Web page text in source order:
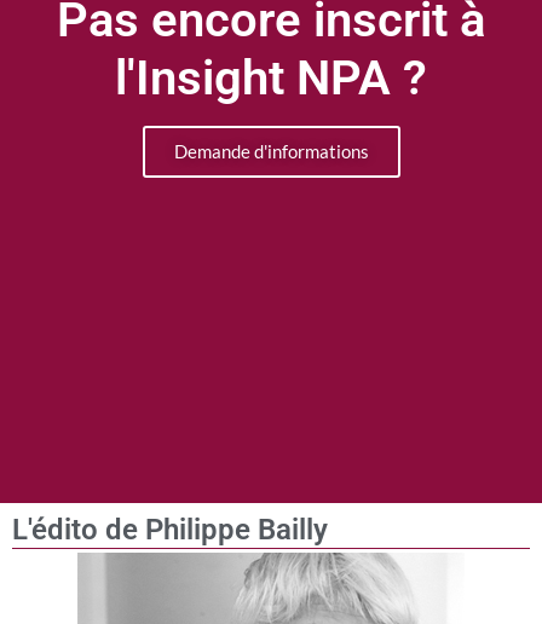
Pas encore inscrit à
l'Insight NPA ?
Demande d'informations
L'édito de Philippe Bailly